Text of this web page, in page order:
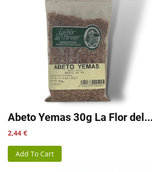
Abeto Yemas 30g La Flor del...
Precio
2,44 €
Add To Cart